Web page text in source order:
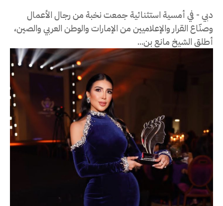
دبي - في أمسية استثنائية جمعت نخبة من رجال الأعمال
وصنّاع القرار والإعلاميين من الإمارات والوطن العربي والصين،
أطلق الشيخ مانع بن...